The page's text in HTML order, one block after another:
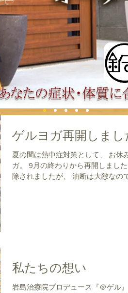
ゲルヨガ再開しまし
夏の間は熱中症対策として、 お休
ガ。 9月の終わりから再開しました
除されましたが、 油断は大敵なの
制限していますが、 その分先生が
時間が伸びるため、 他のヨガより
私たちの想い
岩島治療院プロデュース『＠ゲル』 こけら落としイ